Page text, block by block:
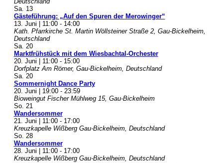
Sa. 13
Gästeführung: „Auf den Spuren der Merowinger“
13. Juni | 11:00- 14:00
Kath. Pfarrkirche St. Martin Wöllsteiner Straße 2, Gau-Bickelheim,
Deutschland
Sa. 20
Marktfrühstück mit dem Wiesbachtal-Orchester
20. Juni | 11:00- 15:00
DorfplatzAm Römer, Gau-Bickelheim, Deutschland
Sa. 20
Sommernight Dance Party
20. Juni | 19:00- 23:59
Bioweingut Fischer Mühlweg 15, Gau-Bickelheim
So. 21
Wandersommer
21. Juni | 11:00- 17:00
Kreuzkapelle Wißberg Gau-Bickelheim, Deutschland
So. 28
Wandersommer
28. Juni | 11:00- 17:00
Kreuzkapelle Wißberg Gau-Bickelheim, Deutschland